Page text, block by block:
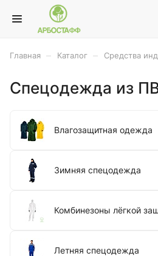
Главная Каталог Средства
Спецодежда из
Влагозащитная одежда
Зимняя спецодежда
Комбинезоны лёгкой
Летняя спецодежда